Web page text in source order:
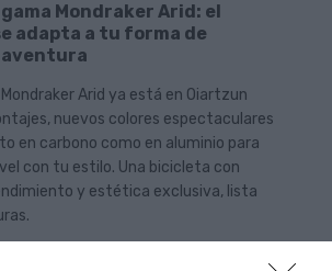
Mondraker Arid: el
adapta a tu forma de
Arid ya está en Oiartzun
nuevos colores espectaculares
en carbono como en aluminio para
con tu estilo. Una bicicleta con
y estética exclusiva, lista